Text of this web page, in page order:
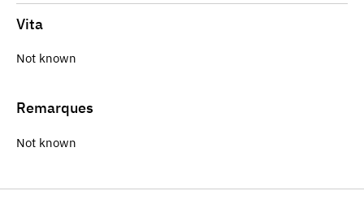
Vita
Not known
Remarques
Not known